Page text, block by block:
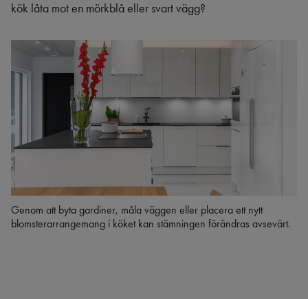
kök låta mot en mörkblå eller svart vägg?
Genom att byta gardiner, måla väggen eller placera ett nytt
blomsterarrangemang i köket kan stämningen förändras avsevärt.